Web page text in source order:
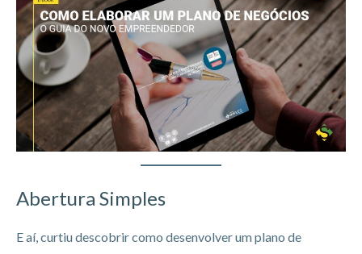
Abertura Simples
E aí, curtiu descobrir como desenvolver um plano de